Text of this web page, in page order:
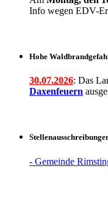
Info wegen EDV-
Hohe
30.07.2026: Das
Daxenfeuern
- Gemeinde